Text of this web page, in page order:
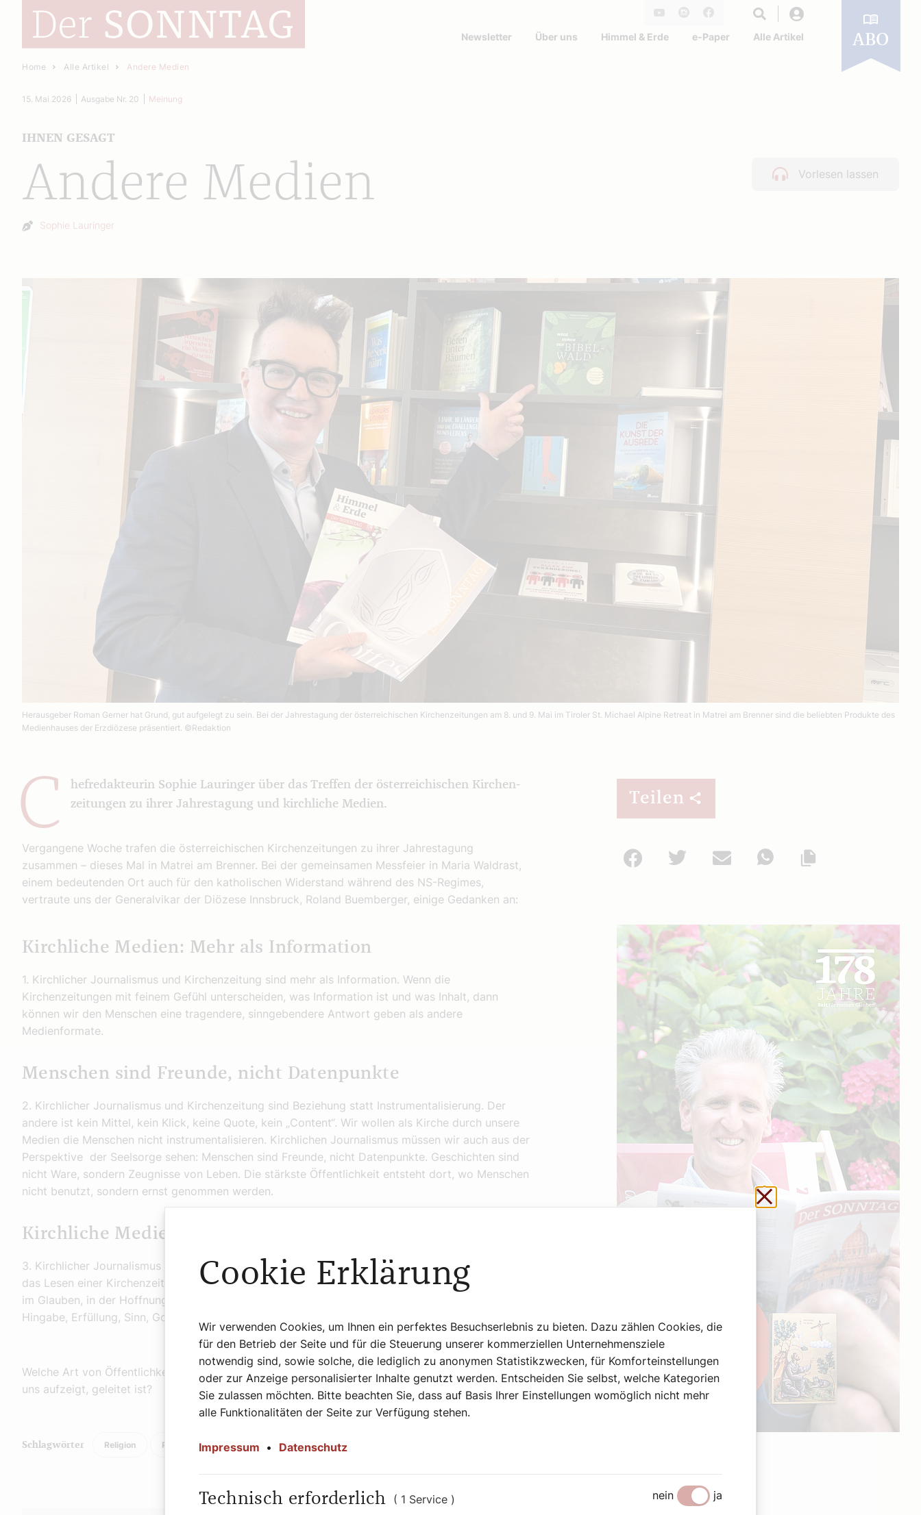
Facebook
Newsletter Über uns Himmel & Erde e-Paper Alle Artikel ABO
Home Alle Artikel Andere Medien
Vorlesen lassen
Andere Medien
IHNEN GESAGT
15. Mai 2026 Ausgabe Nr. 20 Meinung
Autor:
Sophie Lauringer
Herausgeber Roman Gerner hat Grund, gut aufgelegt zu sein. Bei der Jahrestagung der österreichischen Kirchenzeitungen am 8. und 9. Mai im Tiroler St. Michael Alpine Retreat in Matrei am Brenner sind die beliebten Produkte des
Medienhauses der Erzdiözese präsentiert. ©Redaktion
C
hefredakteurin Sophie Lauringer über das Treffen der österreichischen Kirchen­
zeitungen zu ihrer Jahrestagung und kirchliche Medien.
Vergangene Woche trafen die österreichischen Kirchen­zeitungen zu ihrer Jahrestagung
zusammen – dieses Mal in Matrei am Brenner. Bei der gemeinsamen Messfeier in Maria Waldrast,
einem bedeutenden Ort auch für den katholischen Widerstand während des NS-Regimes,
vertraute uns der Generalvikar der Diözese Innsbruck, Roland Buemberger, einige Gedanken an:
Kirchliche Medien: Mehr als Information
1. Kirchlicher Journalismus und Kirchenzeitung sind mehr als Information. Wenn die
Kirchenzeitungen mit feinem Gefühl unterscheiden, was Information ist und was Inhalt, dann
können wir den Menschen eine tragendere, sinngebendere Antwort geben als andere
Medienformate.
Menschen sind Freunde, nicht Datenpunkte
2. Kirchlicher Journalismus und Kirchen­zeitung sind Beziehung statt ­Instrumentalisierung. Der
andere ist kein Mittel, kein Klick, keine Quote, kein „Content“. Wir wollen als Kirche durch unsere
Medien die Menschen nicht instrumentalisieren. Kirchlichen Journalismus müssen wir auch aus der
Perspektive der Seelsorge sehen: Menschen sind Freunde, nicht Datenpunkte. Geschichten sind
nicht Ware, sondern Zeugnisse von Leben. Die stärkste Öffentlichkeit entsteht dort, wo Menschen
nicht benutzt, sondern ernst genommen werden.
Kirchliche Medien wollen Frucht bringen
3. Kirchlicher Journalismus will im biblischen Sinn Frucht bringen. Was gewinnt der Mensch durch
das Lesen einer Kirchenzeitung? Worin kann er wachsen? Wie helfen wir ihm, Frucht zu bringen –
im Glauben, in der Hoffnung, in der Solidarität? Wie artikulieren wir Anliegen wie Menschenwürde,
Hingabe, Erfüllung, Sinn, Gott?
Welche Art von Öffentlichkeit entsteht, wenn Kommunikation von der größeren Liebe, die Jesus
uns aufzeigt, geleitet ist?
Schlagwörter Religion Politik
Teilen
Facebook
Twitter Mail
WhatsApp
Schließen ohne zu
Cookie Erklärung
Wir verwenden Cookies, um Ihnen ein perfektes Besuchserlebnis zu bieten. Dazu zählen Cookies, die
für den Betrieb der Seite und für die Steuerung unserer kommerziellen Unternehmensziele
notwendig sind, sowie solche, die lediglich zu anonymen Statistikzwecken, für Komforteinstellungen
oder zur Anzeige personalisierter Inhalte genutzt werden. Entscheiden Sie selbst, welche Kategorien
Sie zulassen möchten. Bitte beachten Sie, dass auf Basis Ihrer Einstellungen womöglich nicht mehr
alle Funktionalitäten der Seite zur Verfügung stehen.
Impressum • Datenschutz
Technisch erforderlich ( 1 Service ) nein ja